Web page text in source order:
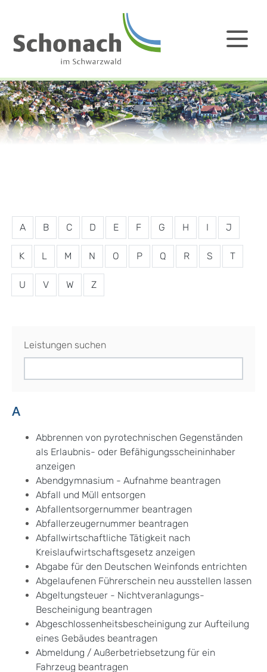
A B C D E F G H I J
K L M N O P Q R S T
U V W Z
Leistungen suchen
A
Abbrennen von pyrotechnischen Gegenständen
als Erlaubnis- oder Befähigungsscheininhaber
anzeigen
Abendgymnasium - Aufnahme beantragen
Abfall und Müll entsorgen
Abfallentsorgernummer beantragen
Abfallerzeugernummer beantragen
Abfallwirtschaftliche Tätigkeit nach
Kreislaufwirtschaftsgesetz anzeigen
Abgabe für den Deutschen Weinfonds entrichten
Abgelaufenen Führerschein neu ausstellen lassen
Abgeltungsteuer - Nichtveranlagungs-
Bescheinigung beantragen
Abgeschlossenheitsbescheinigung zur Aufteilung
eines Gebäudes beantragen
Abmeldung / Außerbetriebsetzung für ein
Fahrzeug beantragen